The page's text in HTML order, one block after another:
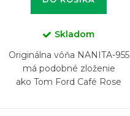
Skladom
Originálna vôňa NANITA-955
má podobné zloženie
ako Tom Ford Café Rose